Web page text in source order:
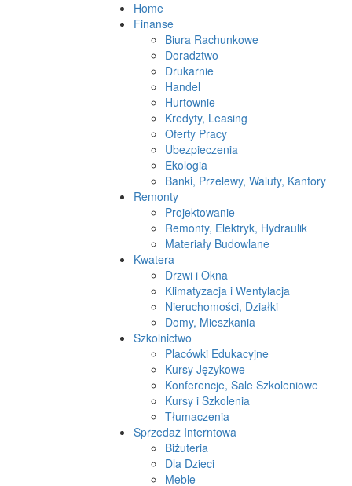
Home
Finanse
Biura Rachunkowe
Doradztwo
Drukarnie
Handel
Hurtownie
Kredyty, Leasing
Oferty Pracy
Ubezpieczenia
Ekologia
Banki, Przelewy, Waluty, Kantory
Remonty
Projektowanie
Remonty, Elektryk, Hydraulik
Materiały Budowlane
Kwatera
Drzwi i Okna
Klimatyzacja i Wentylacja
Nieruchomości, Działki
Domy, Mieszkania
Szkolnictwo
Placówki Edukacyjne
Kursy Językowe
Konferencje, Sale Szkoleniowe
Kursy i Szkolenia
Tłumaczenia
Sprzedaż Interntowa
Biżuteria
Dla Dzieci
Meble